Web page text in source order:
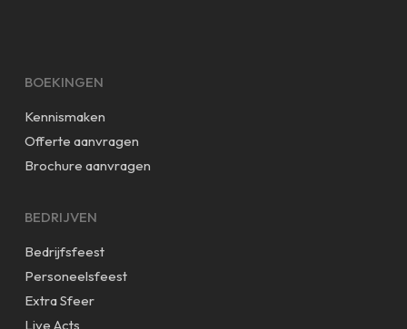
BOEKINGEN
Kennismaken
Offerte aanvragen
Brochure aanvragen
BEDRIJVEN
Bedrijfsfeest
Personeelsfeest
Extra Sfeer
Live Acts